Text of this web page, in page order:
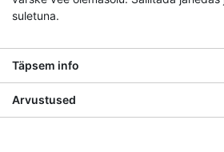
suletuna.
Täpsem info
Arvustused